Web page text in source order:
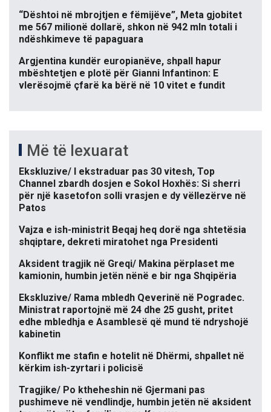
“Dështoi në mbrojtjen e fëmijëve”, Meta gjobitet
me 567 milionë dollarë, shkon në 942 mln totali i
ndëshkimeve të papaguara
Argjentina kundër europianëve, shpall hapur
mbështetjen e plotë për Gianni Infantinon: E
vlerësojmë çfarë ka bërë në 10 vitet e fundit
Më të lexuarat
Ekskluzive/ I ekstraduar pas 30 vitesh, Top
Channel zbardh dosjen e Sokol Hoxhës: Si sherri
për një kasetofon solli vrasjen e dy vëllezërve në
Patos
Vajza e ish-ministrit Beqaj heq dorë nga shtetësia
shqiptare, dekreti miratohet nga Presidenti
Aksident tragjik në Greqi/ Makina përplaset me
kamionin, humbin jetën nënë e bir nga Shqipëria
Ekskluzive/ Rama mbledh Qeverinë në Pogradec.
Ministrat raportojnë më 24 dhe 25 gusht, pritet
edhe mbledhja e Asamblesë që mund të ndryshojë
kabinetin
Konflikt me stafin e hotelit në Dhërmi, shpallet në
kërkim ish-zyrtari i policisë
Tragjike/ Po ktheheshin në Gjermani pas
pushimeve në vendlindje, humbin jetën në aksident